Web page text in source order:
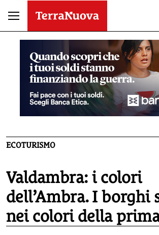
ECOTURISMO
Valdambra: i colori
dell’Ambra. I borghi
nei colori della